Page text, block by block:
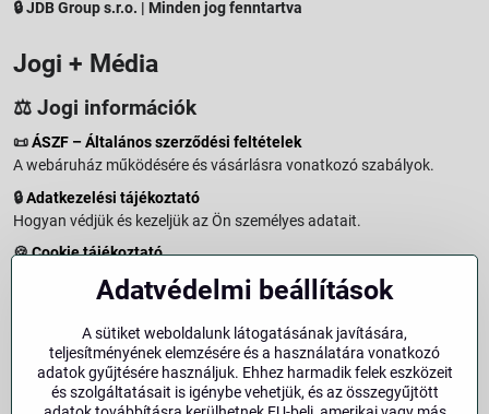
🔒 JDB Group s.r.o. | Minden jog fenntartva
Jogi + Média
⚖️ Jogi információk
📜ÁSZF – Általános szerződési feltételek
A webáruház működésére és vásárlásra vonatkozó szabályok.
🔒Adatkezelési tájékoztató
Hogyan védjük és kezeljük az Ön személyes adatait.
🍪Cookie tájékoztató
A weboldalon használt sütikről és adatkezelésről.
Vásárlástól való elállás menete és feltételei.
Elállás a szerződéstől
Impresszum
Adatvédelmi beállítások
A sütiket weboldalunk látogatásának javítására,
teljesítményének elemzésére és a használatára vonatkozó
adatok gyűjtésére használjuk. Ehhez harmadik felek eszközeit
és szolgáltatásait is igénybe vehetjük, és az összegyűjtött